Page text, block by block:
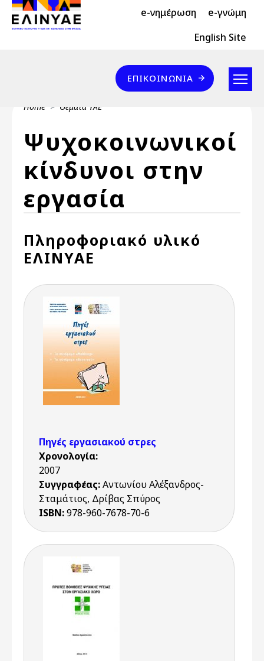
Skip to main content
Header Top 2 e-νημέρωση e-γνώμη
Header Top English Site
Επικοινωνία
ΕΠΙΚΟΙΝΩΝΊΑ
Breadcrumb
Home Θέματα ΥΑΕ
Ψυχοκοινωνικοί
κίνδυνοι στην
εργασία
Πληροφοριακό υλικό
ΕΛΙΝΥΑΕ
Πηγές εργασιακού στρες
Χρονολογία:
2007
Συγγραφέας:Αντωνίου Αλέξανδρος-
Σταμάτιος, Δρίβας Σπύρος
ISBN:978-960-7678-70-6